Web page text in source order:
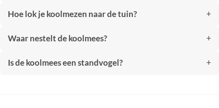
Hoe lok je koolmezen naar de tuin?
Waar nestelt de koolmees?
Is de koolmees een standvogel?